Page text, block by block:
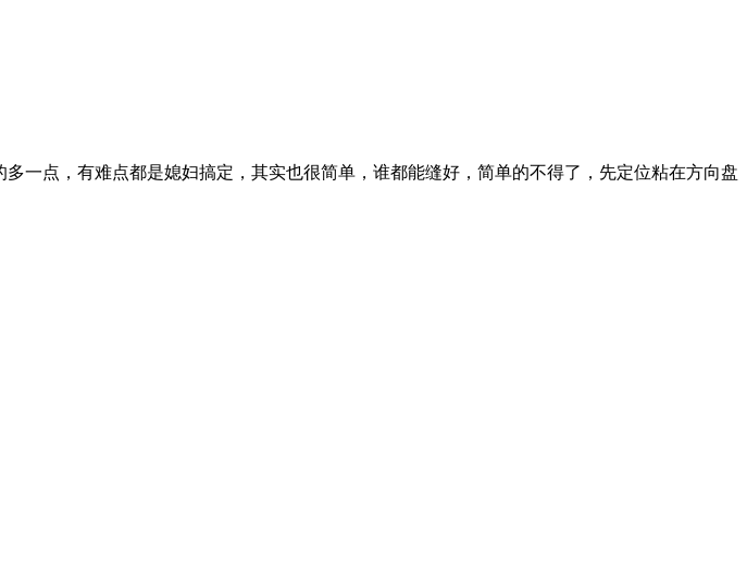
点，有难点都是媳妇搞定，其实也很简单，谁都能缝好，简单的不得了，先定位粘在方向盘